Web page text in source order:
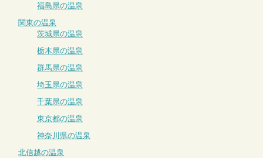
福島県の温泉
関東の温泉
茨城県の温泉
栃木県の温泉
群馬県の温泉
埼玉県の温泉
千葉県の温泉
東京都の温泉
神奈川県の温泉
北信越の温泉